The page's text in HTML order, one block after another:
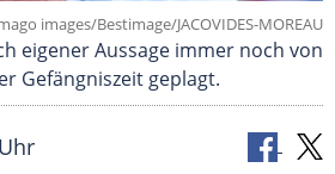
images/Bestimage/JACOVIDES-MOREAU
eigener Aussage immer noch von
Gefängniszeit geplagt.